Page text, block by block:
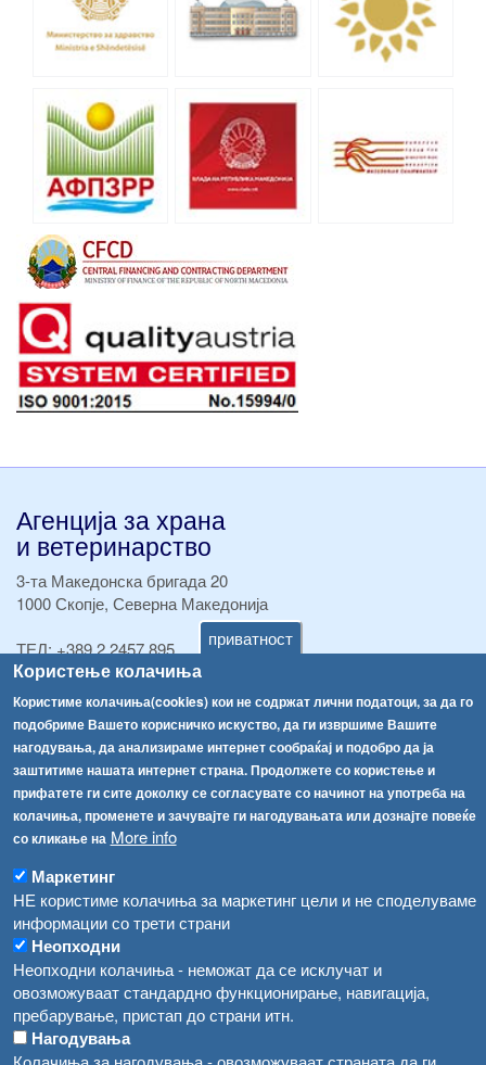
приватност
Користење колачиња
Користиме колачиња(cookies) кои не содржат лични податоци, за да го
подобриме Вашето корисничко искуство, да ги извршиме Вашите
нагодувања, да анализираме интернет сообраќај и подобро да ја
заштитиме нашата интернет страна. Продолжете со користење и
прифатете ги сите доколку се согласувате со начинот на употреба на
колачиња, променете и зачувајте ги нагодувањата или дознајте повеќе
со кликање на More info
Маркетинг
НЕ користиме колачиња за маркетинг цели и не споделуваме
информации со трети страни
Неопходни
Неопходни колачиња - неможат да се исклучат и
овозможуваат стандардно функционирање, навигација,
пребарување, пристап до страни итн.
Нагодувања
Агенција за храна
и ветеринарство
3-та Македонска бригада 20
1000 Скопје, Северна Македонија
ТЕЛ:+389 2 2457 895
ТЕЛ:+389 2 2457 873
Факс:+389 2 2457 893
Факс:+389 2 2457 871
info@fva.gov.mk
[АХВ-претходна страна]
Соопштенија
Република Бугарија ги засили официјалните контроли при увоз на свежо овошје и зеленчук
Високите температури ризик од труење со храна, опасни се и за животните
Водата во Гостивар може да се користи како техничка, продолжува испораката на флаширана вода
Во Гостивар спроведени 70 вонредни контроли
Забраната за водата во Гостивар останува на сила, операторите да користат само технички безбедна вода
Навигација
Обрасци
Огласи